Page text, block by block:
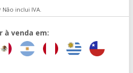
Não inclui IVA.
à venda em: